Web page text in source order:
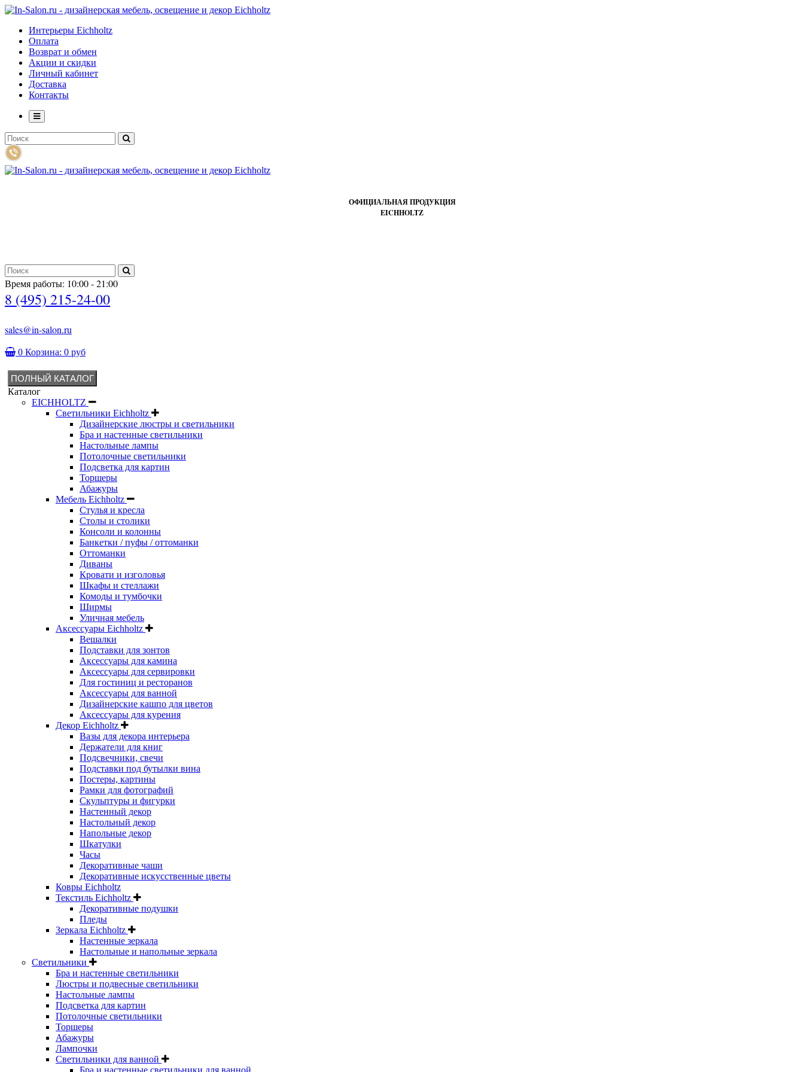
Интерьеры Eichholtz
Оплата
Возврат и обмен
Акции и скидки
Личный кабинет
Доставка
Контакты
ОФИЦИАЛЬНАЯ ПРОДУКЦИЯ
EICHHOLTZ
Время работы: 10:00 - 21:00
8 (495) 215-24-00
sales@in-salon.ru
0 Корзина: 0 руб
ПОЛНЫЙ КАТАЛОГ
Каталог
EICHHOLTZ
Светильники Eichholtz
Дизайнерские люстры и светильники
Бра и настенные светильники
Настольные лампы
Потолочные светильники
Подсветка для картин
Торшеры
Абажуры
Мебель Eichholtz
Стулья и кресла
Столы и столики
Консоли и колонны
Банкетки / пуфы / оттоманки
Оттоманки
Диваны
Кровати и изголовья
Шкафы и стеллажи
Комоды и тумбочки
Ширмы
Уличная мебель
Аксессуары Eichholtz
Вешалки
Подставки для зонтов
Аксессуары для камина
Аксессуары для сервировки
Для гостиниц и ресторанов
Аксессуары для ванной
Дизайнерские кашпо для цветов
Аксессуары для курения
Декор Eichholtz
Вазы для декора интерьера
Держатели для книг
Подсвечники, свечи
Подставки под бутылки вина
Постеры, картины
Рамки для фотографий
Скульптуры и фигурки
Настенный декор
Настольный декор
Напольные декор
Шкатулки
Часы
Декоративные чаши
Декоративные искусственные цветы
Ковры Eichholtz
Текстиль Eichholtz
Декоративные подушки
Пледы
Зеркала Eichholtz
Настенные зеркала
Настольные и напольные зеркала
Светильники
Бра и настенные светильники
Люстры и подвесные светильники
Настольные лампы
Подсветка для картин
Потолочные светильники
Торшеры
Абажуры
Лампочки
Светильники для ванной
Бра и настенные светильники для ванной